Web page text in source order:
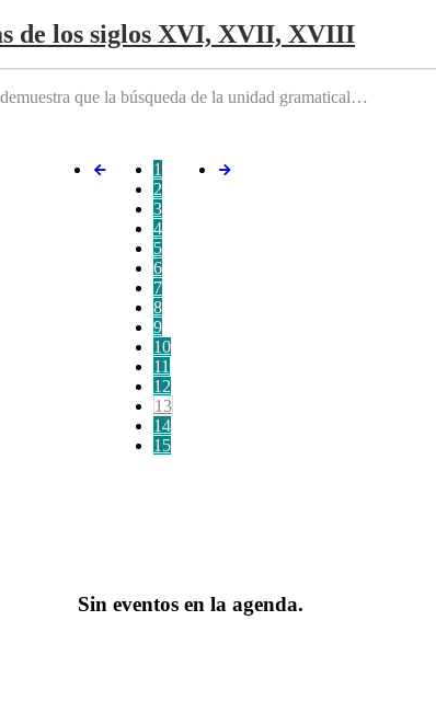
de los siglos XVI, XVII, XVIII
que la búsqueda de la unidad gramatical…
1
2
3
4
5
6
7
8
9
10
11
12
13
14
15
Sin eventos en la agenda.